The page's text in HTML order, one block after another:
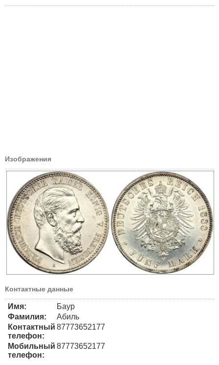
Изображения
Контактные данные
Имя:
Баур
Фамилия:
Абиль
Контактный
телефон:
87773652177
Мобильный
телефон:
87773652177